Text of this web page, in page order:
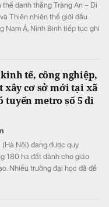
thể danh thắng Tràng An – Di
Thiên nhiên thế giới đầu
Nam Á, Ninh Bình tiếp tục ghi
tế, công nghiệp,
xây cơ sở mới tại xã
tuyến metro số 5 đi
Nội) đang được quy
180 ha đất dành cho giáo
Nhiều trường đại học đã đề